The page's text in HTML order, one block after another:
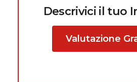
Descrivici il tuo
Valutazione